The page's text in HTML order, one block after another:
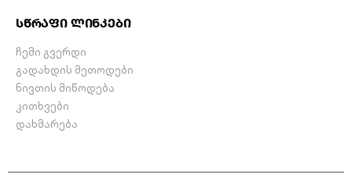
სწრაფი ლინკები
ჩემი გვერდი
გადახდის მეთოდები
ნივთის მიწოდება
კითხვები
დახმარება